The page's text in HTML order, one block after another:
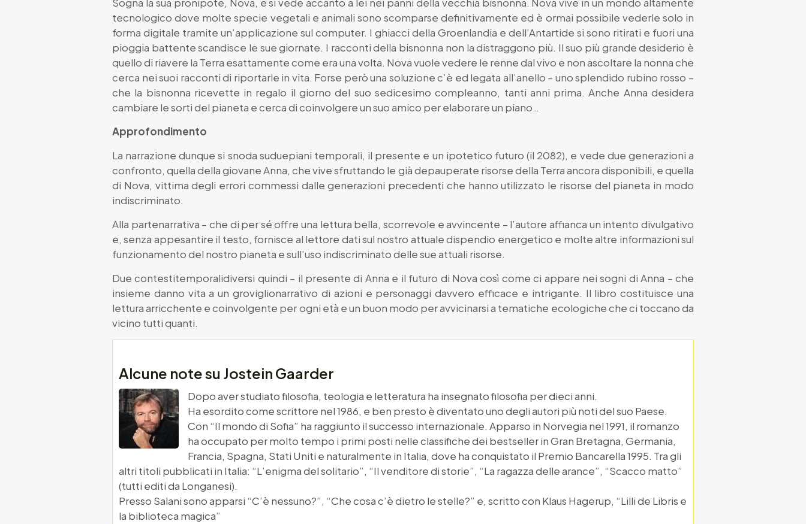
tecnologico dove molte specie vegetali e animali sono scomparse definitivamente ed è ormai possibile vederle solo in
forma digitale tramite un’applicazione sul computer. I ghiacci della Groenlandia e dell’Antartide si sono ritirati e fuori una
pioggia battente scandisce le sue giornate. I racconti della bisnonna non la distraggono più. Il suo più grande desiderio è
quello di riavere la Terra esattamente come era una volta. Nova vuole vedere le renne dal vivo e non ascoltare la nonna che
cerca nei suoi racconti di riportarle in vita. Forse però una soluzione c’è ed legata all’anello – uno splendido rubino rosso –
che la bisnonna ricevette in regalo il giorno del suo sedicesimo compleanno, tanti anni prima. Anche Anna desidera
cambiare le sorti del pianeta e cerca di coinvolgere un suo amico per elaborare un piano…
Approfondimento
La narrazione dunque si snoda suduepiani temporali, il presente e un ipotetico futuro (il 2082), e vede due generazioni a
confronto, quella della giovane Anna, che vive sfruttando le già depauperate risorse della Terra ancora disponibili, e quella
di Nova, vittima degli errori commessi dalle generazioni precedenti che hanno utilizzato le risorse del pianeta in modo
indiscriminato.
Alla partenarrativa – che di per sé offre una lettura bella, scorrevole e avvincente – l’autore affianca un intento divulgativo
e, senza appesantire il testo, fornisce al lettore dati sul nostro attuale dispendio energetico e molte altre informazioni sul
funzionamento del nostro pianeta e sull’uso indiscriminato delle sue attuali risorse.
Due contestitemporalidiversi quindi – il presente di Anna e il futuro di Nova così come ci appare nei sogni di Anna – che
insieme danno vita a un groviglionarrativo di azioni e personaggi davvero efficace e intrigante. Il libro costituisce una
lettura arricchente e coinvolgente per ogni età e un buon modo per avvicinarsi a tematiche ecologiche che ci toccano da
vicino tutti quanti.
Alcune note su Jostein Gaarder
Dopo aver studiato filosofia, teologia e letteratura ha insegnato filosofia per dieci anni.
Ha esordito come scrittore nel 1986, e ben presto è diventato uno degli autori più noti del suo Paese.
Con “Il mondo di Sofia” ha raggiunto il successo internazionale. Apparso in Norvegia nel 1991, il romanzo
ha occupato per molto tempo i primi posti nelle classifiche dei bestseller in Gran Bretagna, Germania,
Francia, Spagna, Stati Uniti e naturalmente in Italia, dove ha conquistato il Premio Bancarella 1995. Tra gli
altri titoli pubblicati in Italia: “L’enigma del solitario”, “Il venditore di storie”, “La ragazza delle arance”, “Scacco matto”
(tutti editi da Longanesi).
Presso Salani sono apparsi “C’è nessuno?”, “Che cosa c’è dietro le stelle?” e, scritto con Klaus Hagerup, “Lilli de Libris e
la biblioteca magica”